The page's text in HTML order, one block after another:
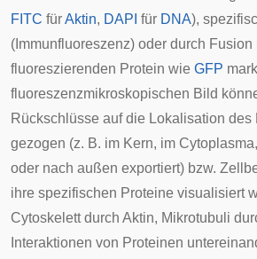
FITC fürAktin, DAPI für DNA),
(Immunfluoreszenz) oder durch Fusion
fluoreszierenden Protein wie GFP
fluoreszenzmikroskopischen Bild
Rückschlüsse auf die Lokalisation des
gezogen (z. B. im Kern, im
oder nach außen exportiert) bzw.
ihre spezifischen Proteine visualisiert
Cytoskelett durch Aktin, Mikrotubuli
Interaktionen von Proteinen